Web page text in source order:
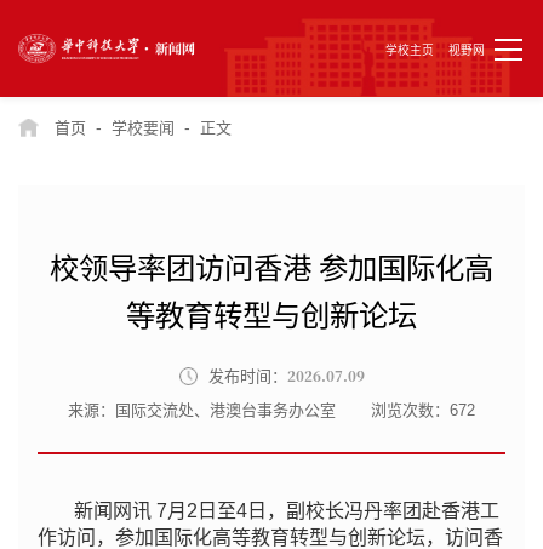
学校主页 视野网
首页 - 学校要闻 - 正文
校领导率团访问香港 参加国际化高
等教育转型与创新论坛
发布时间： 2026.07.09
来源：国际交流处、港澳台事务办公室 浏览次数： 672
新闻网讯 7月2日至4日，副校长冯丹率团赴香港工
作访问，参加国际化高等教育转型与创新论坛，访问香